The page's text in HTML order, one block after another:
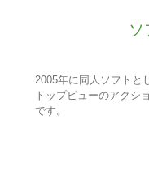
ソ
2005年に同人ソフトと
トップビューのアクシ
です。